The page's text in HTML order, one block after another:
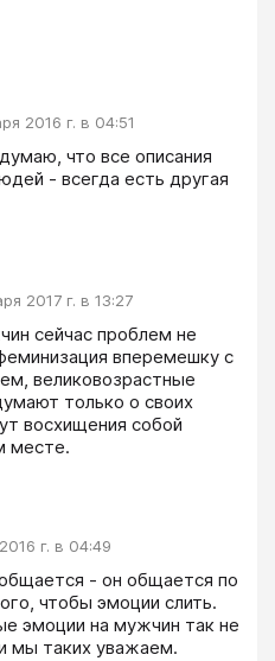
2016 г. в 04:51
что все описания
- всегда есть другая
2017 г. в 13:27
сейчас проблем не
вперемешку с
великовозрастные
только о своих
восхищения собой
месте.
г. в 04:49
- он общается по
чтобы эмоции слить.
эмоции на мужчин так не
мы таких уважаем.